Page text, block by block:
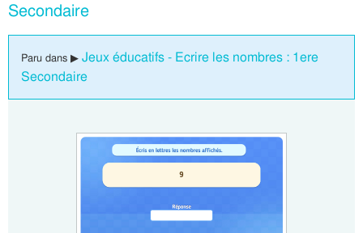
Secondaire
Paru dans ▶ Jeux éducatifs - Ecrire les nombres : 1ere
Secondaire